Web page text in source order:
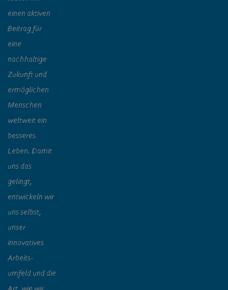
einen aktiven
Beitrag für
eine
nachhaltige
Zukunft und
ermöglichen
Menschen
weltweit ein
besseres
Leben. Damit
uns das
gelingt,
entwickeln wir
uns selbst,
unser
innovatives
Arbeits-
umfeld und die